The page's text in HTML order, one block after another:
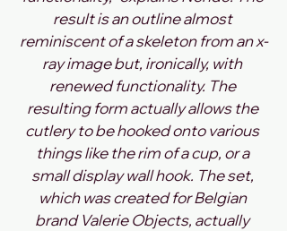
result is an outline almost
reminiscent of a skeleton from an x-
ray image but, ironically, with
renewed functionality. The
resulting form actually allows the
cutlery to be hooked onto various
things like the rim of a cup, or a
small display wall hook. The set,
which was created for Belgian
brand Valerie Objects, actually